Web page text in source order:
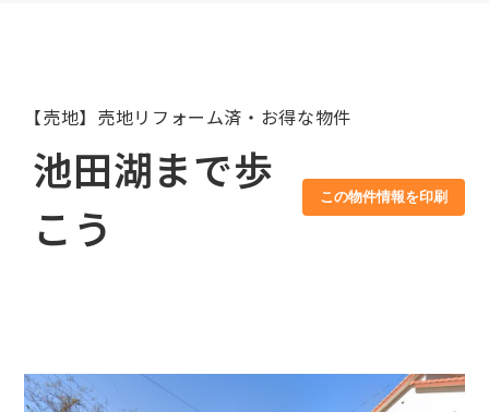
【売地】売地リフォーム済・お得な物件
池田湖まで歩
こう
この物件情報を印刷